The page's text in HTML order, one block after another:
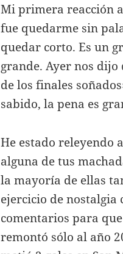
Mi primera reacción
fue quedarme sin
quedar corto. Es un
grande. Ayer nos dijo
de los finales
sabido, la pena es
He estado releyendo
alguna de tus
la mayoría de ellas
ejercicio de nostalgia
comentarios para
remontó sólo al año